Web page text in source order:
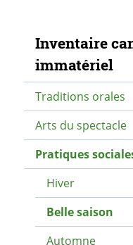
Inventaire
immatériel
Traditions orales
Arts du spectacle
Pratiques
Hiver
Belle saison
Automne